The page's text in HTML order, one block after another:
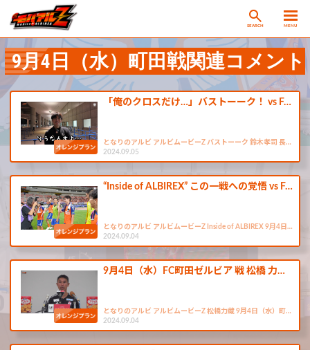
SEARCH MENU
9月4日（水）町田戦関連コメント
「俺のクロスだけ…」バストーーク！ vs F…
となりのアルビ アルビムービーZ バストーーク 鈴木孝司 長…
2024.09.05
“Inside of ALBIREX” この一戦への覚悟 vs F…
となりのアルビ アルビムービーZ Inside of ALBIREX 9月4日…
2024.09.04
9月4日（水）FC町田ゼルビア 戦 松橋 力…
となりのアルビ アルビムービーZ 松橋力蔵 9月4日（水）町…
2024.09.04